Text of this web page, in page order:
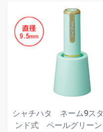
シャチハタ ネーム9スタ
ンド式 ペールグリーン